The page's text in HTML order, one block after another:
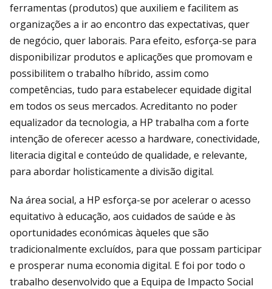
ferramentas (produtos) que auxiliem e facilitem as
organizações a ir ao encontro das expectativas, quer
de negócio, quer laborais. Para efeito, esforça-se para
disponibilizar produtos e aplicações que promovam e
possibilitem o trabalho híbrido, assim como
competências, tudo para estabelecer equidade digital
em todos os seus mercados. Acreditanto no poder
equalizador da tecnologia, a HP trabalha com a forte
intenção de oferecer acesso a hardware, conectividade,
literacia digital e conteúdo de qualidade, e relevante,
para abordar holisticamente a divisão digital.
Na área social, a HP esforça-se por acelerar o acesso
equitativo à educação, aos cuidados de saúde e às
oportunidades económicas àqueles que são
tradicionalmente excluídos, para que possam participar
e prosperar numa economia digital. E foi por todo o
trabalho desenvolvido que a Equipa de Impacto Social